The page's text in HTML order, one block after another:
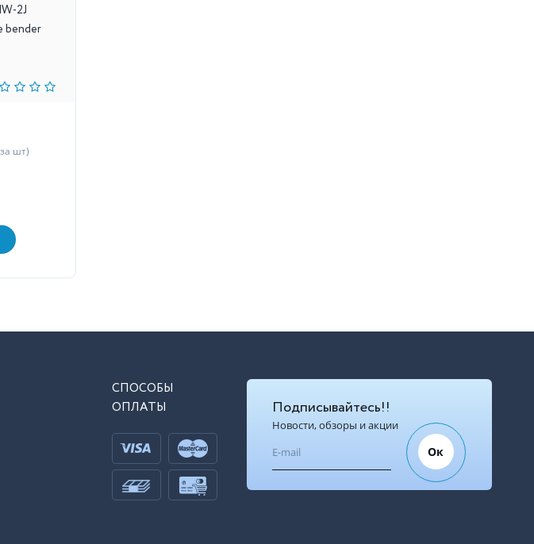
2J
bender
шт)
СПОСОБЫ
ОПЛАТЫ
Подписывайтесь!!
Новости, обзоры и акции
Ок